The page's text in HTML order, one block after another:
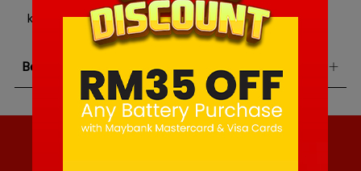
kereta.
Berapakah harga bateri kereta Range Rover?